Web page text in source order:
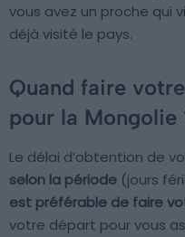
vous avez un proche qui
déjà visité le pays.
Quand faire
pour la Mongolie
Le délai d’obtention de
selon la période (jours
est préférable de faire
votre départ pour vous